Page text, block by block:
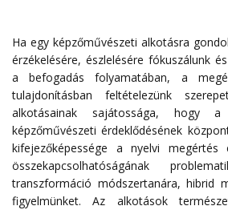
Ha egy képzőművészeti alkotásra
érzékelésére, észlelésére fókuszálunk
a befogadás folyamatában, a
tulajdonításban feltételezünk
alkotásainak sajátossága, hogy
képzőművészeti érdeklődésének
kifejezőképessége a nyelvi
összekapcsolhatóságának
transzformáció módszertanára, hibrid
figyelmünket. Az alkotások